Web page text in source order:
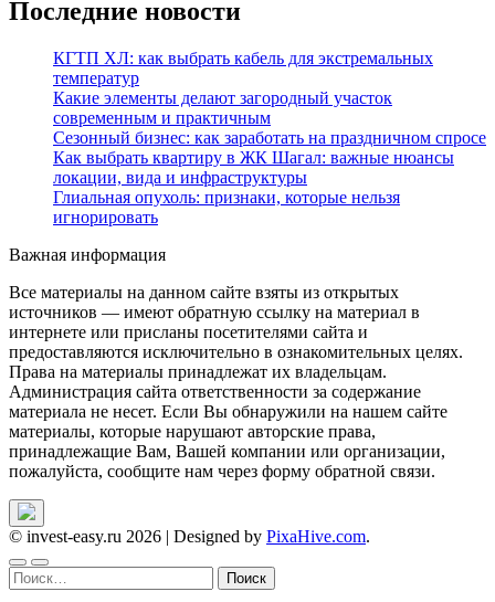
Последние новости
КГТП ХЛ: как выбрать кабель для экстремальных
температур
Какие элементы делают загородный участок
современным и практичным
Сезонный бизнес: как заработать на праздничном спросе
Как выбрать квартиру в ЖК Шагал: важные нюансы
локации, вида и инфраструктуры
Глиальная опухоль: признаки, которые нельзя
игнорировать
Важная информация
Все материалы на данном сайте взяты из открытых
источников — имеют обратную ссылку на материал в
интернете или присланы посетителями сайта и
предоставляются исключительно в ознакомительных целях.
Права на материалы принадлежат их владельцам.
Администрация сайта ответственности за содержание
материала не несет. Если Вы обнаружили на нашем сайте
материалы, которые нарушают авторские права,
принадлежащие Вам, Вашей компании или организации,
пожалуйста, сообщите нам через форму обратной связи.
© invest-easy.ru 2026 | Designed by PixaHive.com.
Найти: